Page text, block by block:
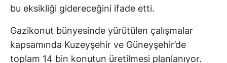
bu eksikliği gidereceğini ifade etti.
Gazikonut bünyesinde yürütülen çalışmalar
kapsamında Kuzeyşehir ve Güneyşehir’de
toplam 14 bin konutun üretilmesi planlanıyor.